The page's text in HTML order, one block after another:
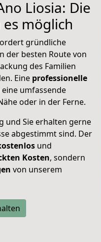
Liosia: Die
möglich
gründliche
der besten Route von
des Familien
Eine professionelle
umfassende
oder in der Ferne.
und Sie erhalten gerne
abgestimmt sind. Der
und
Kosten, sondern
von unserem